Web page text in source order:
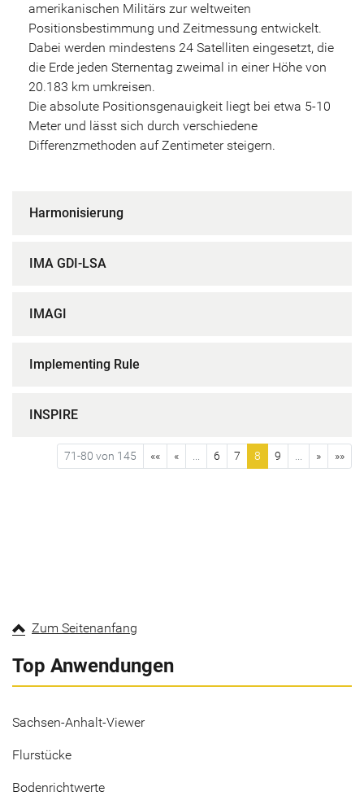
amerikanischen Militärs zur weltweiten
Positionsbestimmung und Zeitmessung entwickelt.
Dabei werden mindestens 24 Satelliten eingesetzt, die
die Erde jeden Sternentag zweimal in einer Höhe von
20.183 km umkreisen.
Die absolute Positionsgenauigkeit liegt bei etwa 5-10
Meter und lässt sich durch verschiedene
Differenzmethoden auf Zentimeter steigern.
Harmonisierung
IMA GDI-LSA
IMAGI
Implementing Rule
INSPIRE
71-80 von 145 «« « 6 7 8 9 » »»
Zum Seitenanfang
Top Anwendungen
Sachsen-Anhalt-Viewer
Flurstücke
Bodenrichtwerte